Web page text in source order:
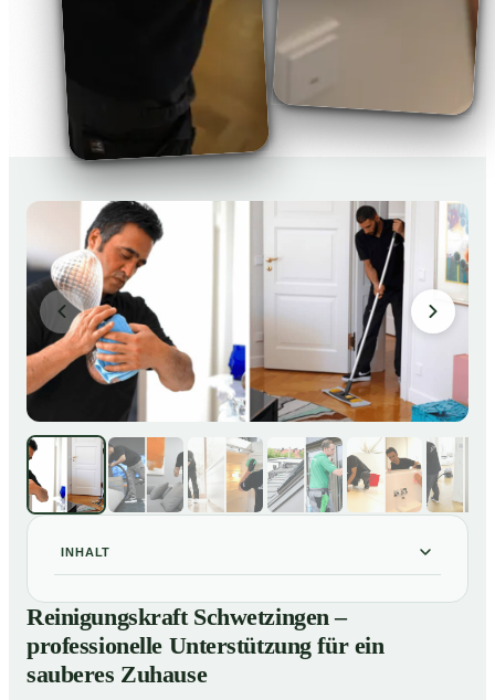
INHALT
01Reinigungskraft Schwetzingen – professionelle
Unterstützung für ein sauberes Zuhause
02 Unsere Leistungen im Überblick
Reinigungskraft Schwetzingen –
professionelle Unterstützung für ein
sauberes Zuhause